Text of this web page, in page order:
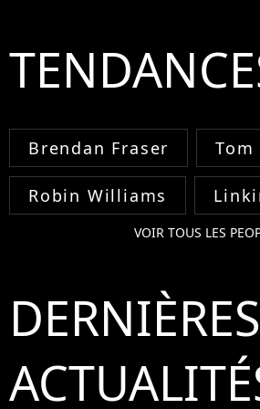
Brendan Fraser
Robin Williams
VOIR TOUS LES
DERNIÈRES